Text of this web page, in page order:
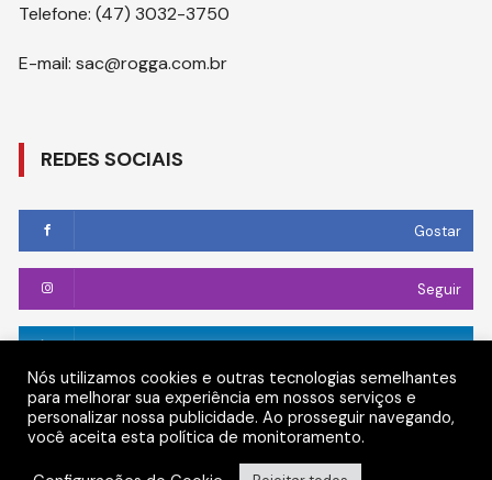
Telefone: (47) 3032-3750
E-mail: sac@rogga.com.br
REDES SOCIAIS
Gostar
Seguir
Seguir
Nós utilizamos cookies e outras tecnologias semelhantes
para melhorar sua experiência em nossos serviços e
personalizar nossa publicidade. Ao prosseguir navegando,
você aceita esta política de monitoramento.